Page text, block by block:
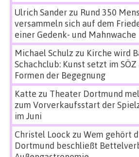
Ulrich Sanderzu Rund 350
versammeln sich auf dem
einer Gedenk- und Mahnwache
Michael Schulz zu Kirche wird
Schachclub: Kunst setzt im
Formen der Begegnung
Katte zu Theater Dortmund
zum Vorverkaufsstart der
im Juni
Christel Loock zu Wem gehört
Dortmund beschließt